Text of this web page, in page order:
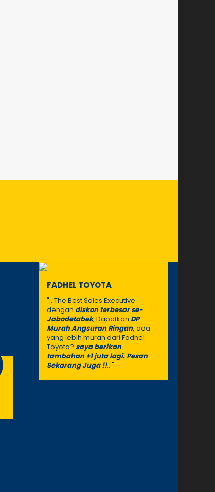
PROMO 633
Toyota Voxy
FADHEL TOYOTA
"...The Best Sales Executive
dengan diskon terbesar se-
Jabodetabek, Dapatkan DP
Murah Angsuran Ringan,ada
yang lebih murah dari Fadhel
Toyota? saya berikan
tambahan +1 juta lagi. Pesan
Sekarang Juga !!..."